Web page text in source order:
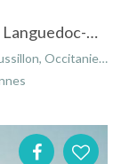
Maison à Souvignargues dans le Gard - Languedoc-Roussillon ave piscine
Occitanie, France